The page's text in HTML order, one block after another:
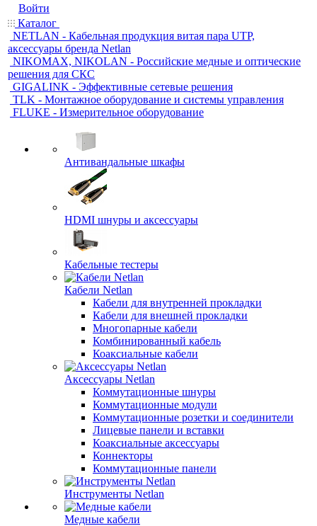
Войти
Каталог
NETLAN - Кабельная продукция витая пара UTP,
аксессуары бренда Netlan
NIKOMAX, NIKOLAN - Российские медные и оптические
решения для СКС
GIGALINK - Эффективные сетевые решения
TLK - Монтажное оборудование и системы управления
FLUKE - Измерительное оборудование
Антивандальные шкафы
HDMI шнуры и аксессуары
Кабельные тестеры
Кабели Netlan
Кабели для внутренней прокладки
Кабели для внешней прокладки
Многопарные кабели
Комбинированный кабель
Коаксиальные кабели
Аксессуары Netlan
Коммутационные шнуры
Коммутационные модули
Коммутационные розетки и соединители
Лицевые панели и вставки
Коаксиальные аксессуары
Коннекторы
Коммутационные панели
Инструменты Netlan
Медные кабели